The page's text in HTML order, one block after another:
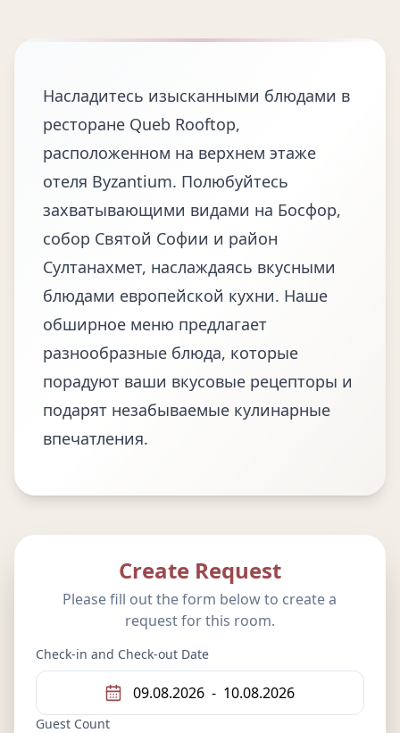
Насладитесь изысканными блюдами в
ресторане Queb Rooftop,
расположенном на верхнем этаже
отеля Byzantium. Полюбуйтесь
захватывающими видами на Босфор,
собор Святой Софии и район
Султанахмет, наслаждаясь вкусными
блюдами европейской кухни. Наше
обширное меню предлагает
разнообразные блюда, которые
порадуют ваши вкусовые рецепторы и
подарят незабываемые кулинарные
впечатления.
Create Request
Please fill out the form below to create a
request for this room.
Check-in and Check-out Date
09.08.2026 - 10.08.2026
Guest Count